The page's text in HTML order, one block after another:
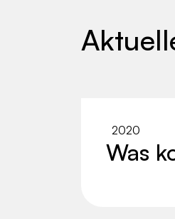
2020
Was